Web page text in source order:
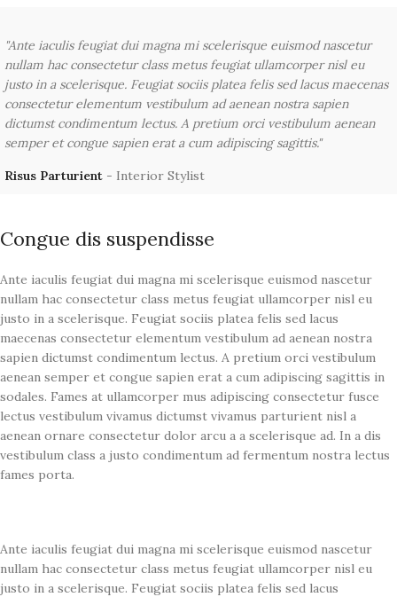
"Ante iaculis feugiat dui magna mi scelerisque euismod nascetur
nullam hac consectetur class metus feugiat ullamcorper nisl eu
justo in a scelerisque. Feugiat sociis platea felis sed lacus maecenas
consectetur elementum vestibulum ad aenean nostra sapien
dictumst condimentum lectus. A pretium orci vestibulum aenean
semper et congue sapien erat a cum adipiscing sagittis."
Risus Parturient Interior Stylist
Congue dis suspendisse
Ante iaculis feugiat dui magna mi scelerisque euismod nascetur
nullam hac consectetur class metus feugiat ullamcorper nisl eu
justo in a scelerisque. Feugiat sociis platea felis sed lacus
maecenas consectetur elementum vestibulum ad aenean nostra
sapien dictumst condimentum lectus. A pretium orci vestibulum
aenean semper et congue sapien erat a cum adipiscing sagittis in
sodales. Fames at ullamcorper mus adipiscing consectetur fusce
lectus vestibulum vivamus dictumst vivamus parturient nisl a
aenean ornare consectetur dolor arcu a a scelerisque ad. In a dis
vestibulum class a justo condimentum ad fermentum nostra lectus
fames porta.
Ante iaculis feugiat dui magna mi scelerisque euismod nascetur
nullam hac consectetur class metus feugiat ullamcorper nisl eu
justo in a scelerisque. Feugiat sociis platea felis sed lacus